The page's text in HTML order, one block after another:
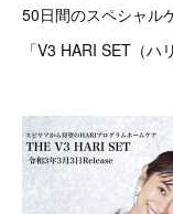
50日間のスペシャル
「V3 HARI SET（ハ